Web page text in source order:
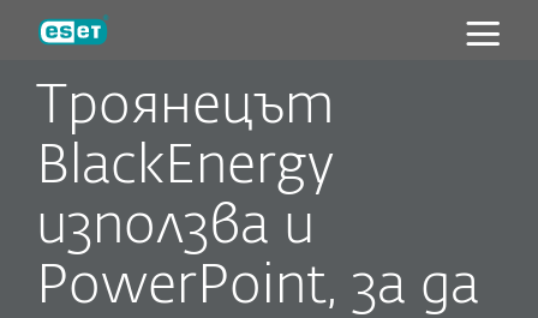
Троянецът
BlackEnergy
използва и
PowerPoint, за да
ESET